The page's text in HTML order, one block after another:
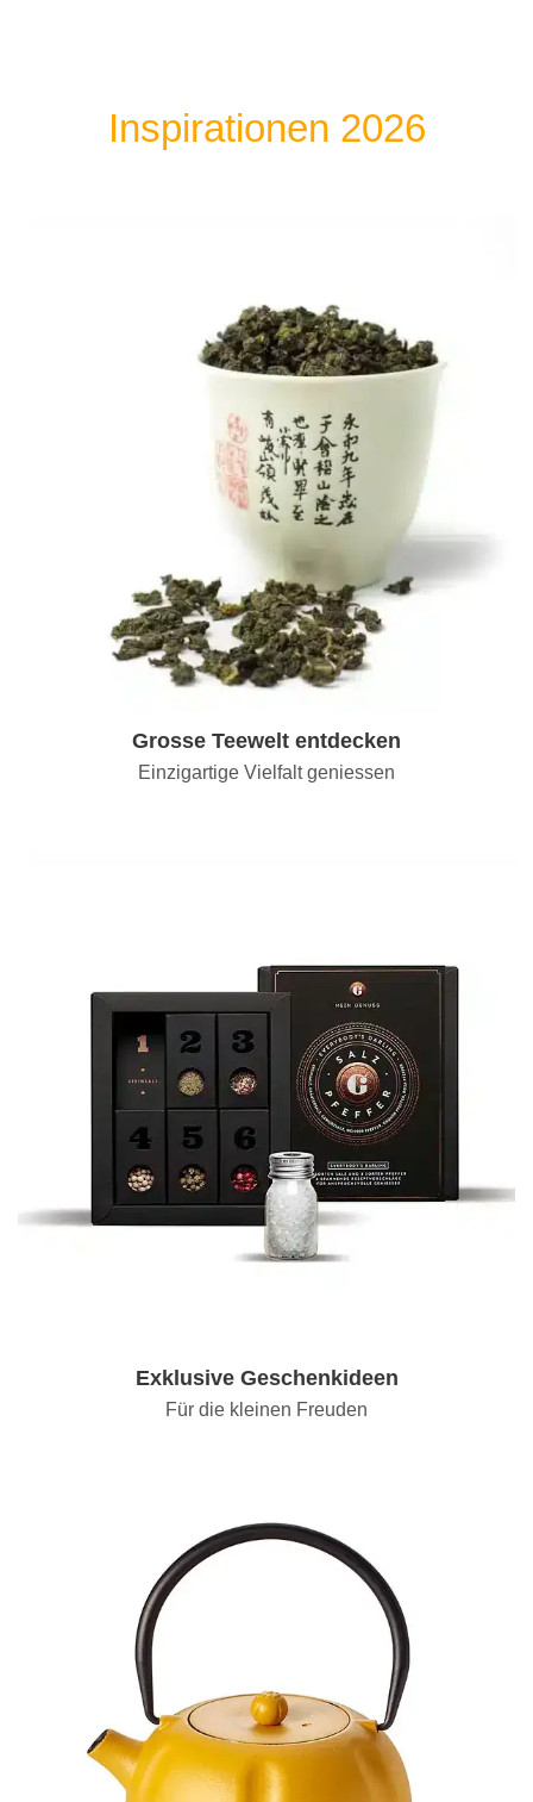
Inspirationen 2026
Grosse Teewelt entdecken
Einzigartige Vielfalt geniessen
Exklusive Geschenkideen
Für die kleinen Freuden